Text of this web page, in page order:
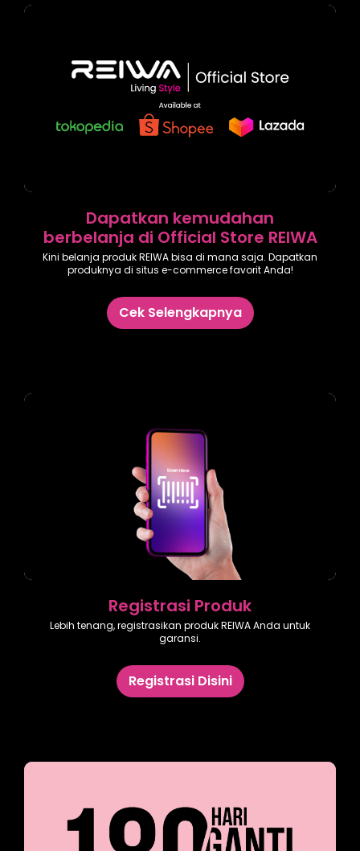
Dapatkan kemudahan
berbelanja di Official Store REIWA
Kini belanja produk REIWA bisa di mana saja. Dapatkan
produknya di situs e-commerce favorit Anda!
Cek Selengkapnya
Registrasi Produk
Lebih tenang, registrasikan produk REIWA Anda untuk
garansi.
Registrasi Disini